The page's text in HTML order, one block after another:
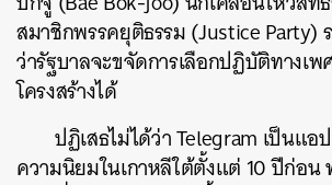
สมาชิกพรรคยุติธรรม (Justice Party)
ว่ารัฐบาลจะขจัดการเลือกปฏิบัติทางเ
โครงสร้างได้
ปฏิเสธไม่ได้ว่า Telegram เป็นแ
ความนิยมในเกาหลีใต้ตั้งแต่ 10 ปีก่อน